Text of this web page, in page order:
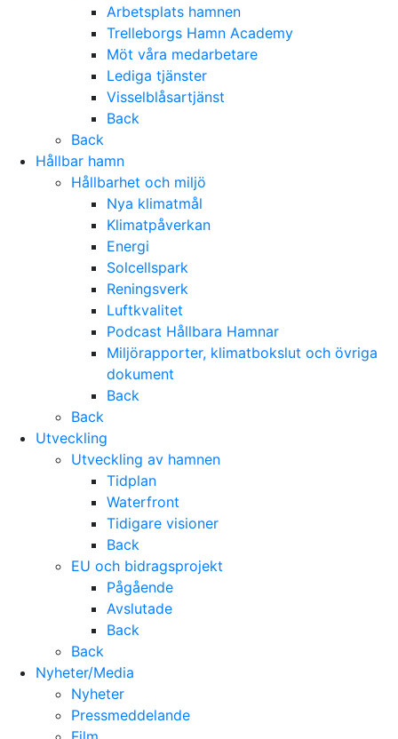
Arbetsplats hamnen
Trelleborgs Hamn Academy
Möt våra medarbetare
Lediga tjänster
Visselblåsartjänst
Back
Back
Hållbar hamn
Hållbarhet och miljö
Nya klimatmål
Klimatpåverkan
Energi
Solcellspark
Reningsverk
Luftkvalitet
Podcast Hållbara Hamnar
Miljörapporter, klimatbokslut och övriga
dokument
Back
Back
Utveckling
Utveckling av hamnen
Tidplan
Waterfront
Tidigare visioner
Back
EU och bidragsprojekt
Pågående
Avslutade
Back
Back
Nyheter/Media
Nyheter
Pressmeddelande